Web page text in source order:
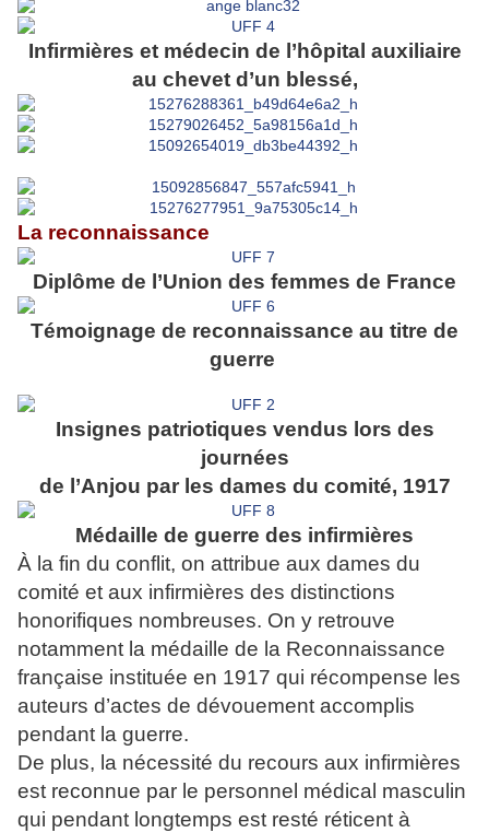
Infirmières et médecin de l’hôpital auxiliaire
au chevet d’un blessé,
La reconnaissance
Diplôme de l’Union des femmes de France
Témoignage de reconnaissance au titre de
guerre
Insignes patriotiques vendus lors des
journées
de l’Anjou par les dames du comité, 1917
Médaille de guerre des infirmières
À la fin du conflit, on attribue aux dames du
comité et aux infirmières des distinctions
honorifiques nombreuses. On y retrouve
notamment la médaille de la Reconnaissance
française instituée en 1917 qui récompense les
auteurs d’actes de dévouement accomplis
pendant la guerre.
De plus, la nécessité du recours aux infirmières
est reconnue par le personnel médical masculin
qui pendant longtemps est resté réticent à